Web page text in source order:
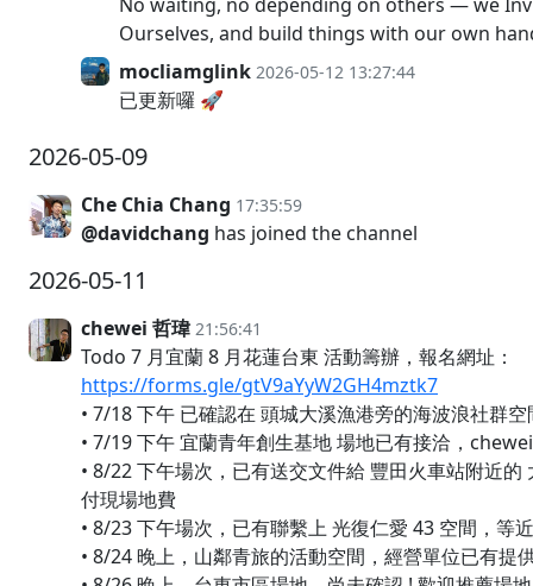
Ourselves, and build things with our own
mocliamglink 2026-05-12 13:27:44
已更新囉 🚀
2026-05-09
Che Chia Chang 17:35:59
@davidchang has joined the channel
2026-05-11
chewei 哲瑋 21:56:41
Todo 7 月宜蘭 8 月花蓮台東 活動籌辦，報名網址：
https://forms.gle/gtV9aYyW2GH4mztk7
• 7/18 下午 已確認在 頭城大溪漁港旁的海波浪社群空
• 7/19 下午 宜蘭青年創生基地 場地已有接洽，
• 8/22 下午場次，已有送交文件給 豐田火車站附近
付現場地費
• 8/23 下午場次，已有聯繫上 光復仁愛 43 空間，等
• 8/24 晚上，山鄰青旅的活動空間，經營單位已有提